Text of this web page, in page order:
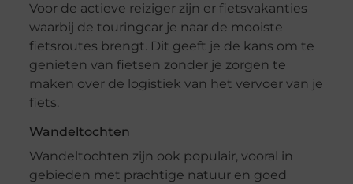
Voor de actieve reiziger zijn er fietsvakanties
waarbij de touringcar je naar de mooiste
fietsroutes brengt. Dit geeft je de kans om te
genieten van fietsen zonder je zorgen te
maken over de logistiek van het vervoer van je
fiets.
Wandeltochten
Wandeltochten zijn ook populair, vooral in
gebieden met prachtige natuur en goed